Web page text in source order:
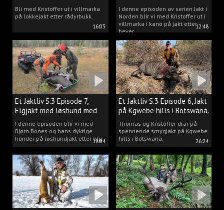
16:03
villmarka.
Bli med Kristoffer ut i villmarka
på lokkejakt etter rådyrbukk.
12:48
I denne episoden av serien Jakt i
Norden blir vi med Kristoffer ut i
villmarka i kano på jakt etter
bever.
18:04
Et Jaktliv S.3 Episode 7,
Elgjakt med løshund med
Bjørn Bones.
I denne episoden blir vi med
Bjørn Bones og hans dyktige
hunder på løshundjakt etter elg.
26:24
Et Jaktliv S.3 Episode 6, Jakt
på Kgwebe hills i Botswana.
Thomas og Kristoffer drar på
spennende smygjakt på Kgwebe
hills i Botswana.